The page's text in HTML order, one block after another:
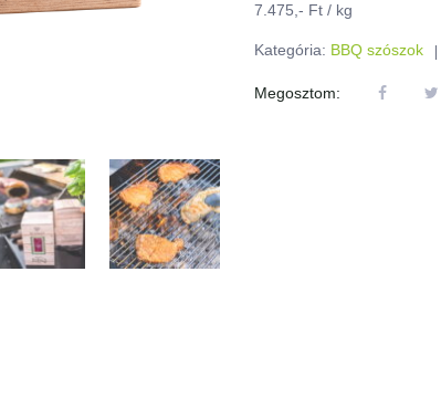
7.475,- Ft / kg
Kategória: BBQ szószok
Megosztom: